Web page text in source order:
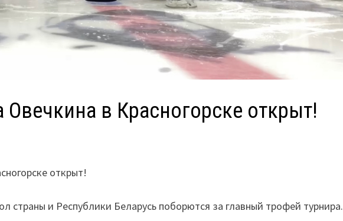
Овечкина в Красногорске открыт!
открыт!
страны и Республики Беларусь поборются за главный трофей турнира.